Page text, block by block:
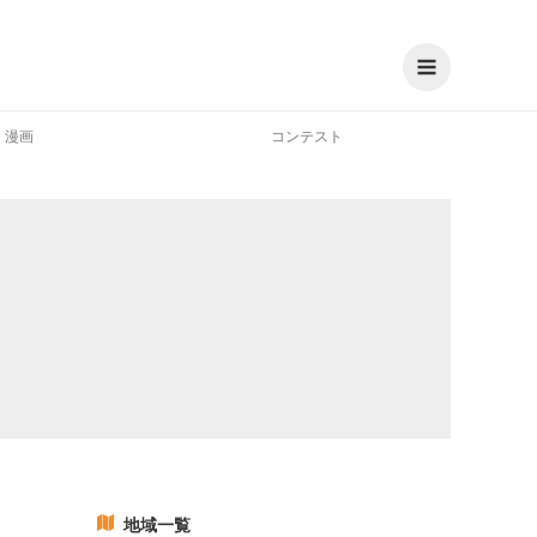
漫画 コンテスト
地域一覧